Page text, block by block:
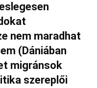
nem maradhat
(Dániában
migránsok
szereplői